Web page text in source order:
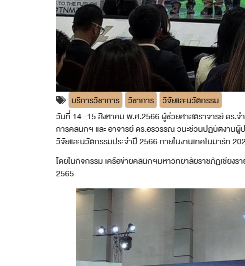
บริการวิชาการ วิชาการ
วิจัยและนวัตกรรม
วันที่ 14 -15 สิงหาคม พ.ศ.2566 ผู้ช่วยศาสตราจารย์ ดร.
การคลินิกฯ และ อาจารย์ ดร.อรวรรณ วนะชีวินปฏิบัติงาน
วิจัยและนวัตกรรมประจำปี 2566 ภายในงานเทคโนมาร์ท
โดยในกิจกรรม เครือข่ายคลินิกฯมหาวิทยาลัยราชภัฏเชียงร
2565